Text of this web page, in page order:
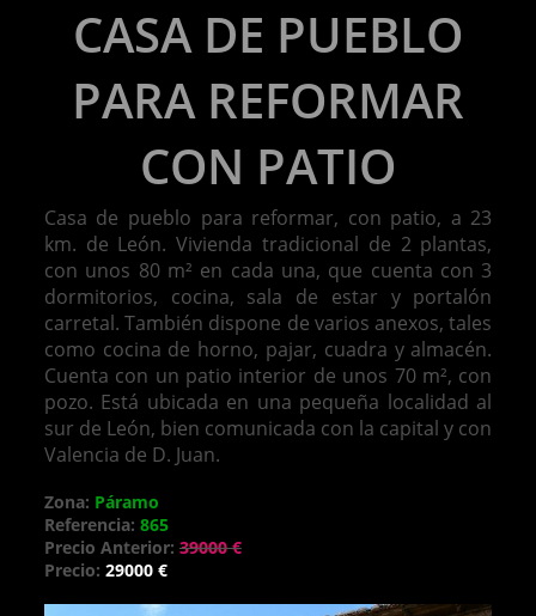
CASA DE PUEBLO
PARA REFORMAR
CON PATIO
Casa de pueblo para reformar, con patio, a 23
km. de León. Vivienda tradicional de 2 plantas,
con unos 80 m² en cada una, que cuenta con 3
dormitorios, cocina, sala de estar y portalón
carretal. También dispone de varios anexos, tales
como cocina de horno, pajar, cuadra y almacén.
Cuenta con un patio interior de unos 70 m², con
pozo. Está ubicada en una pequeña localidad al
sur de León, bien comunicada con la capital y con
Valencia de D. Juan.
Zona: Páramo
Referencia: 865
Precio Anterior: 39000 €
Precio: 29000 €